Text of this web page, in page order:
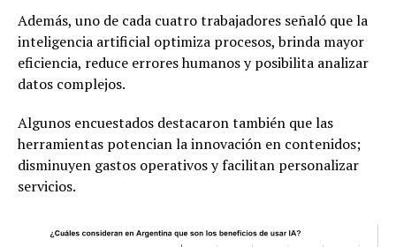
Además, uno de cada cuatro trabajadores señaló que la
inteligencia artificial optimiza procesos, brinda mayor
eficiencia, reduce errores humanos y posibilita analizar
datos complejos.
Algunos encuestados destacaron también que las
herramientas potencian la innovación en contenidos;
disminuyen gastos operativos y facilitan personalizar
servicios.